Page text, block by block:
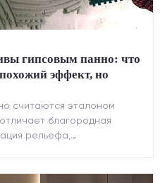
гипсовым панно: что
эффект, но
считаются эталоном
благородная
рельефа,